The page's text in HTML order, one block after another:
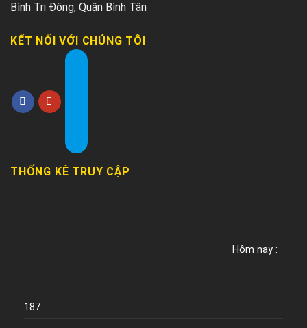
Bình Trị Đông, Quận Bình Tân
KẾT NỐI VỚI CHÚNG TÔI
THỐNG KÊ TRUY CẬP
Hôm nay :
187